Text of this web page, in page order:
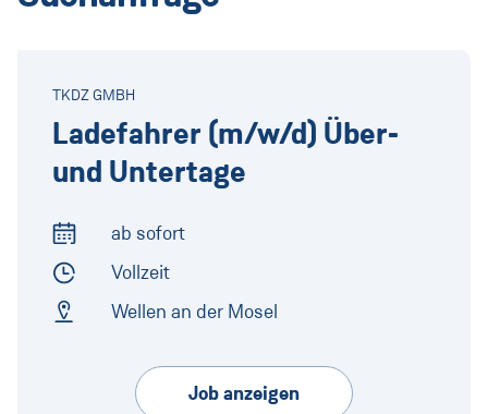
TKDZ GMBH
Ladefahrer (m/w/d) Über-
und Untertage
Arbeitsbeginn
ab sofort
Arbeitszeit
Vollzeit
Wellen an der Mosel
Job anzeigen